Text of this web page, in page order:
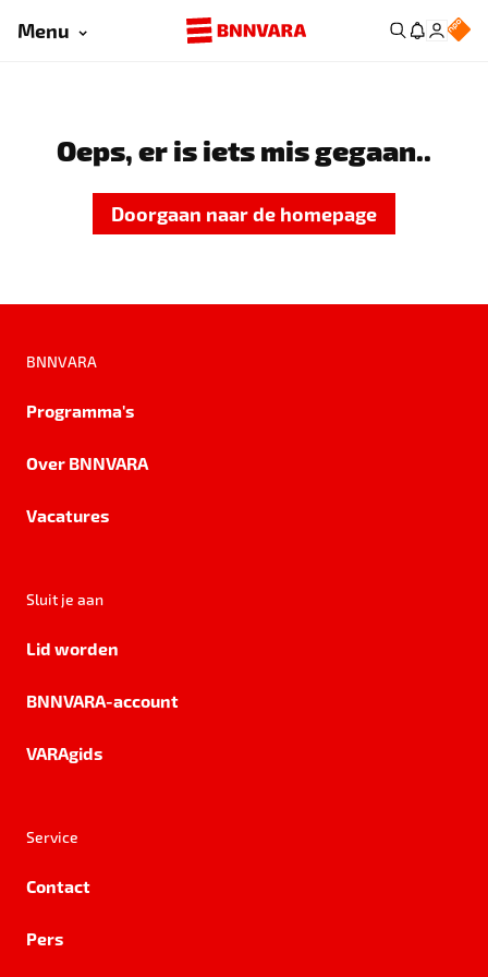
Menu
Oeps, er is iets mis gegaan..
Doorgaan naar de homepage
BNNVARA
Programma's
Over BNNVARA
Vacatures
Sluit je aan
Lid worden
BNNVARA-account
VARAgids
Service
Contact
Pers